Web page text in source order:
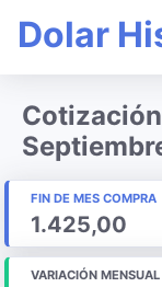
Dolar
FIN DE MES COMPRA
1.425,00
VARIACIÓN MENSUAL